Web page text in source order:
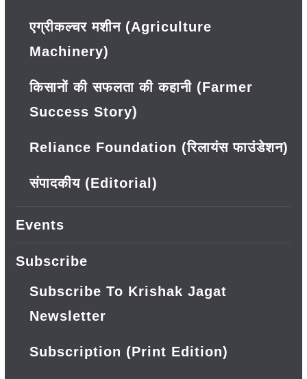
एग्रीकल्चर मशीन (Agriculture
Machinery)
किसानों की सफलता की कहानी (Farmer
Success Story)
Reliance Foundation (रिलायंस फाउंडेशन)
संपादकीय (Editorial)
Events
Subscribe
Subscribe To Krishak Jagat
Newsletter
Subscription (Print Edition)